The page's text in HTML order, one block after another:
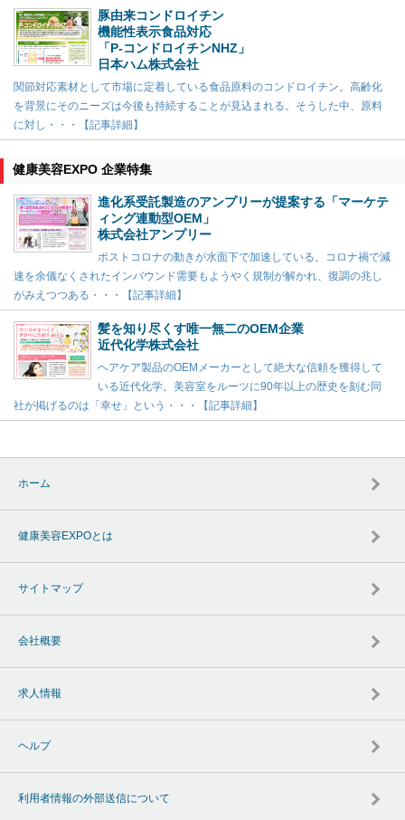
豚由来コンドロイチン
機能性表示食品対応
「P-コンドロイチンNHZ」
日本ハム株式会社
関節対応素材として市場に定着している食品原料のコンドロイチン。高齢化
を背景にそのニーズは今後も持続することが見込まれる。そうした中、原料
に対し・・・【記事詳細】
健康美容EXPO 企業特集
進化系受託製造のアンプリーが提案する「マーケテ
ィング連動型OEM」
株式会社アンプリー
ポストコロナの動きが水面下で加速している。コロナ禍で減
速を余儀なくされたインバウンド需要もようやく規制が解かれ、復調の兆し
がみえつつある・・・【記事詳細】
髪を知り尽くす唯一無二のOEM企業
近代化学株式会社
ヘアケア製品のOEMメーカーとして絶大な信頼を獲得して
いる近代化学。美容室をルーツに90年以上の歴史を刻む同
社が掲げるのは「幸せ」という・・・【記事詳細】
ホーム
健康美容EXPOとは
サイトマップ
会社概要
求人情報
ヘルプ
利用者情報の外部送信について